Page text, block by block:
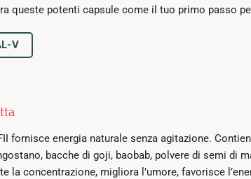
queste potenti capsule come il tuo primo passo
V
fornisce energia naturale senza agitazione.
bacche di goji, baobab, polvere di semi di
la concentrazione, migliora l’umore, favorisce